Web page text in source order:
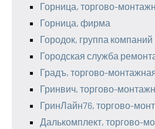
Горница, торгово-
Горница, фирма
Городок, группа компаний
Городская служба
Градъ, торгово-
Гринвич, торгово-
ГринЛайн76, торгово-
Далькомплект, торгово-